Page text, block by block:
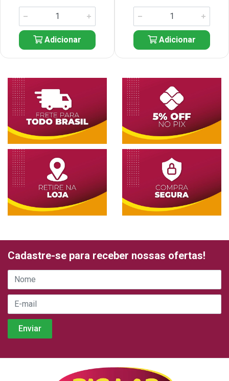
Adicionar Adicionar
Cadastre-se para receber nossas ofertas!